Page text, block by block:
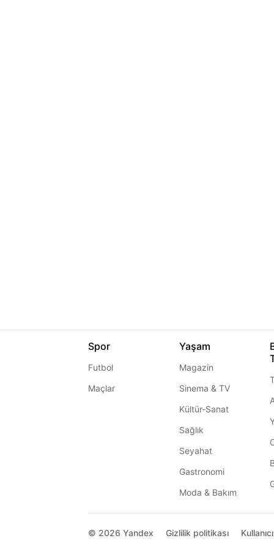
Spor
Futbol
Maçlar
Yaşam
Magazin
Sinema & TV
Kültür-Sanat
Sağlık
Seyahat
Gastronomi
Moda & Bakım
© 2026 Yandex Gizlilik politikası